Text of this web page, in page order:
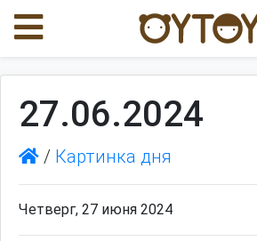
27.06.2024
/ Картинка дня
Четверг, 27 июня 2024